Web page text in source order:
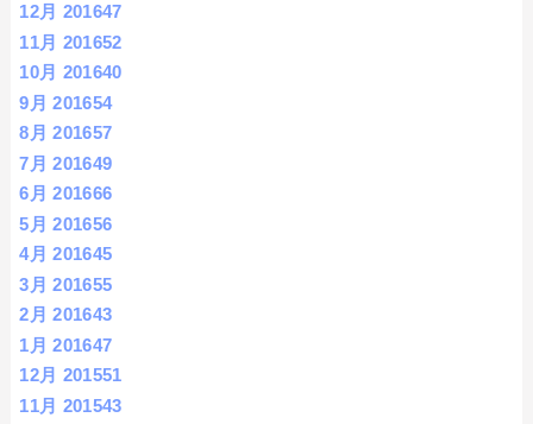
12月 201647
11月 201652
10月 201640
9月 201654
8月 201657
7月 201649
6月 201666
5月 201656
4月 201645
3月 201655
2月 201643
1月 201647
12月 201551
11月 201543